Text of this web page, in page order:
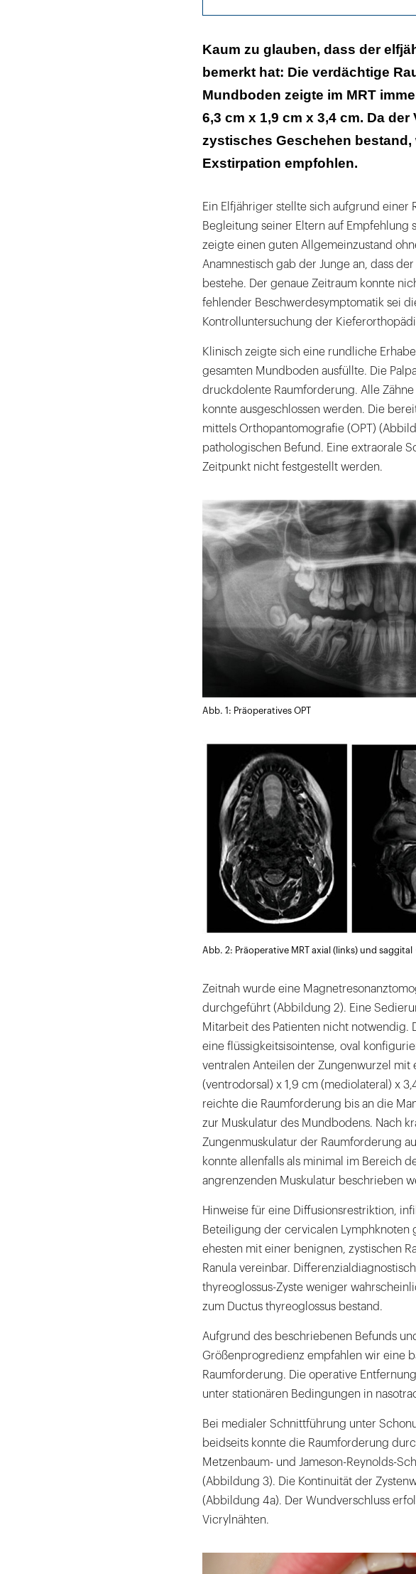
Diskussion
Kaum zu glauben, dass der
bemerkt hat: Die verdächtige
Mundboden zeigte im MRT
6,3 cm x 1,9 cm x 3,4 cm. Da der
zystisches Geschehen bestand,
Exstirpation empfohlen.
Ein Elfjähriger stellte sich aufgrund
Begleitung seiner Eltern auf Empfehlung
zeigte einen guten Allgemeinzustand
Anamnestisch gab der Junge an, dass
bestehe. Der genaue Zeitraum konnte
fehlender Beschwerdesymptomatik sei
Kontrolluntersuchung der
Klinisch zeigte sich eine rundliche
gesamten Mundboden ausfüllte. Die
druckdolente Raumforderung. Alle
konnte ausgeschlossen werden. Die
mittels Orthopantomografie (OPT)
pathologischen Befund. Eine extraorale
Zeitpunkt nicht festgestellt werden.
Abb. 1: Präoperatives OPT
Abb. 2: Präoperative MRT axial (links) und saggital
Zeitnah wurde eine
durchgeführt (Abbildung 2). Eine
Mitarbeit des Patienten nicht notwendig.
eine flüssigkeitsisointense, oval
ventralen Anteilen der Zungenwurzel mit
(ventrodorsal) x 1,9 cm (mediolateral) x
reichte die Raumforderung bis an die
zur Muskulatur des Mundbodens. Nach
Zungenmuskulatur der Raumforderung
konnte allenfalls als minimal im Bereich
angrenzenden Muskulatur beschrieben
Hinweise für eine Diffusionsrestrik­tion,
Beteiligung der cervicalen Lymphknoten
ehesten mit einer benignen, zystischen
Ranula vereinbar.
thyreoglossus-Zyste weniger
zum Ductus thyreoglossus bestand.
Aufgrund des beschriebenen Befunds
Größenprogredienz empfahlen wir eine
Raumforderung. Die operative
unter stationären Bedingungen in
Bei medialer Schnittführung unter
beidseits konnte die Raumforderung
Metzenbaum- und Jameson-Reynolds-
(Abbildung 3). Die Kontinuität der
(Abbildung 4a). Der Wundverschluss
Vicrylnähten.